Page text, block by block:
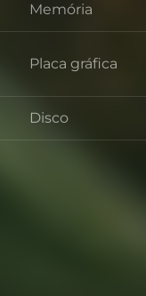
Memória
Placa gráfica
Disco